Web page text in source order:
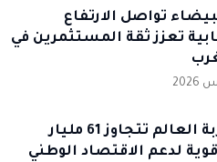
تواصل الارتفاع
تعزز ثقة المستثمرين في
تحويلات مغاربة العالم تتجاوز 61 مليار
لدعم الاقتصاد الوطني